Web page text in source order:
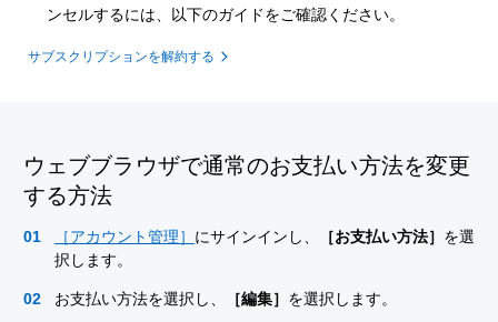
ンセルするには、以下のガイドをご確認ください。
サブスクリプションを解約する
ウェブブラウザで通常のお支払い方法を変更
する方法
［アカウント管理］ にサインインし、 ［お支払い方法］ を選
択します。
お支払い方法を選択し、 ［編集］ を選択します。